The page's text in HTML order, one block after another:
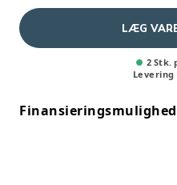
LÆG
2 Stk.
Levering